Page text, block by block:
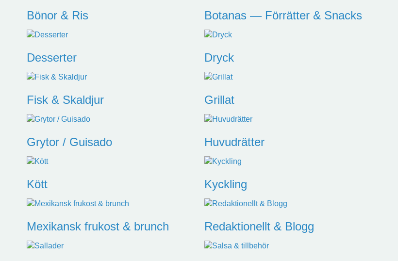
Bönor & Ris Botanas — Förrätter & Snacks
Desserter Dryck
Fisk & Skaldjur Grillat
Grytor / Guisado Huvudrätter
Kött Kyckling
Mexikansk frukost & brunch Redaktionellt & Blogg